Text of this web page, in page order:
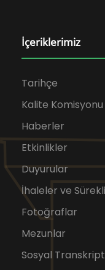
İçeriklerimiz
Tarihçe
Kalite Komisyonu
Haberler
Etkinlikler
Duyurular
İhaleler ve
Fotoğraflar
Mezunlar
Sosyal Transkript